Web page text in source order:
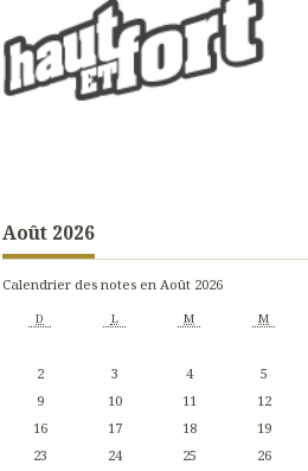
Août 2026
Calendrier des notes en Août 2026
D L M M
2
3 4 5
9
10 11 12
16
17 18 19
23
24 25 26